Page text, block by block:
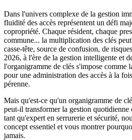
Dans l'univers complexe de la gestion
fluidité des accès représentent un défi
copropriété. Chaque résident, chaque
commune... la multiplication des clés
casse-tête, source de confusion, de
2026, à l'ère de la gestion intelligente et
l'organigramme de clés s'impose comme
pour une administration des accès à la
pérenne.
Mais qu'est-ce qu'un organigramme de
peut-il transformer la gestion quotidienne
tant qu'expert en serrurerie et sécurité,
concept essentiel et vous montrer
jamais.